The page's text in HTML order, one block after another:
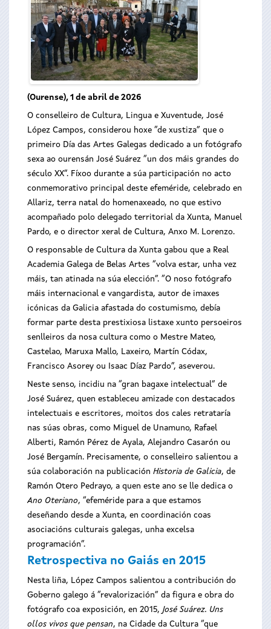
(Ourense), 1 de abril de 2026
O conselleiro de Cultura, Lingua e Xuventude, José
López Campos, considerou hoxe “de xustiza” que o
primeiro Día das Artes Galegas dedicado a un fotógrafo
sexa ao ourensán José Suárez “un dos máis grandes do
século XX”. Fíxoo durante a súa participación no acto
conmemorativo principal deste efeméride, celebrado en
Allariz, terra natal do homenaxeado, no que estivo
acompañado polo delegado territorial da Xunta, Manuel
Pardo, e o director xeral de Cultura, Anxo M. Lorenzo.
O responsable de Cultura da Xunta gabou que a Real
Academia Galega de Belas Artes “volva estar, unha vez
máis, tan atinada na súa elección”. “O noso fotógrafo
máis internacional e vangardista, autor de imaxes
icónicas da Galicia afastada do costumismo, debía
formar parte desta prestixiosa listaxe xunto persoeiros
senlleiros da nosa cultura como o Mestre Mateo,
Castelao, Maruxa Mallo, Laxeiro, Martín Códax,
Francisco Asorey ou Isaac Díaz Pardo”, aseverou.
Neste senso, incidiu na “gran bagaxe intelectual” de
José Suárez, quen estableceu amizade con destacados
intelectuais e escritores, moitos dos cales retrataría
nas súas obras, como Miguel de Unamuno, Rafael
Alberti, Ramón Pérez de Ayala, Alejandro Casarón ou
José Bergamín. Precisamente, o conselleiro salientou a
súa colaboración na publicación Historia de Galicia, de
Ramón Otero Pedrayo, a quen este ano se lle dedica o
Ano Oteriano, “efeméride para a que estamos
deseñando desde a Xunta, en coordinación coas
asociacións culturais galegas, unha excelsa
programación”.
Retrospectiva no Gaiás en 2015
Nesta liña, López Campos salientou a contribución do
Goberno galego á “revalorización” da figura e obra do
fotógrafo coa exposición, en 2015, José Suárez. Uns
ollos vivos que pensan, na Cidade da Cultura “que